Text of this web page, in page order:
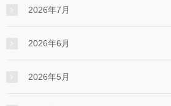
2026年7月
2026年6月
2026年5月